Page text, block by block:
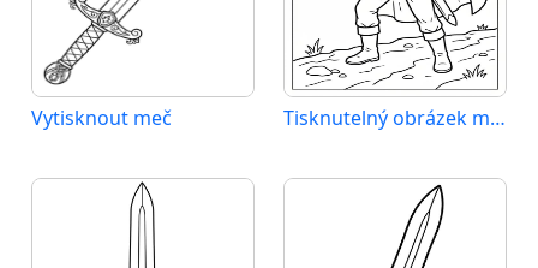
Vytisknout meč Tisknutelný obrázek meče